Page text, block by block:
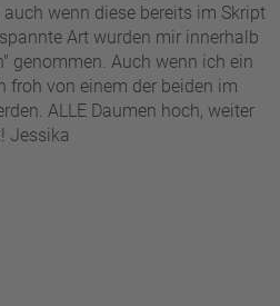
wenn diese bereits im Skript
Art wurden mir innerhalb
genommen. Auch wenn ich ein
froh von einem der beiden im
ALLE Daumen hoch, weiter
Jessika